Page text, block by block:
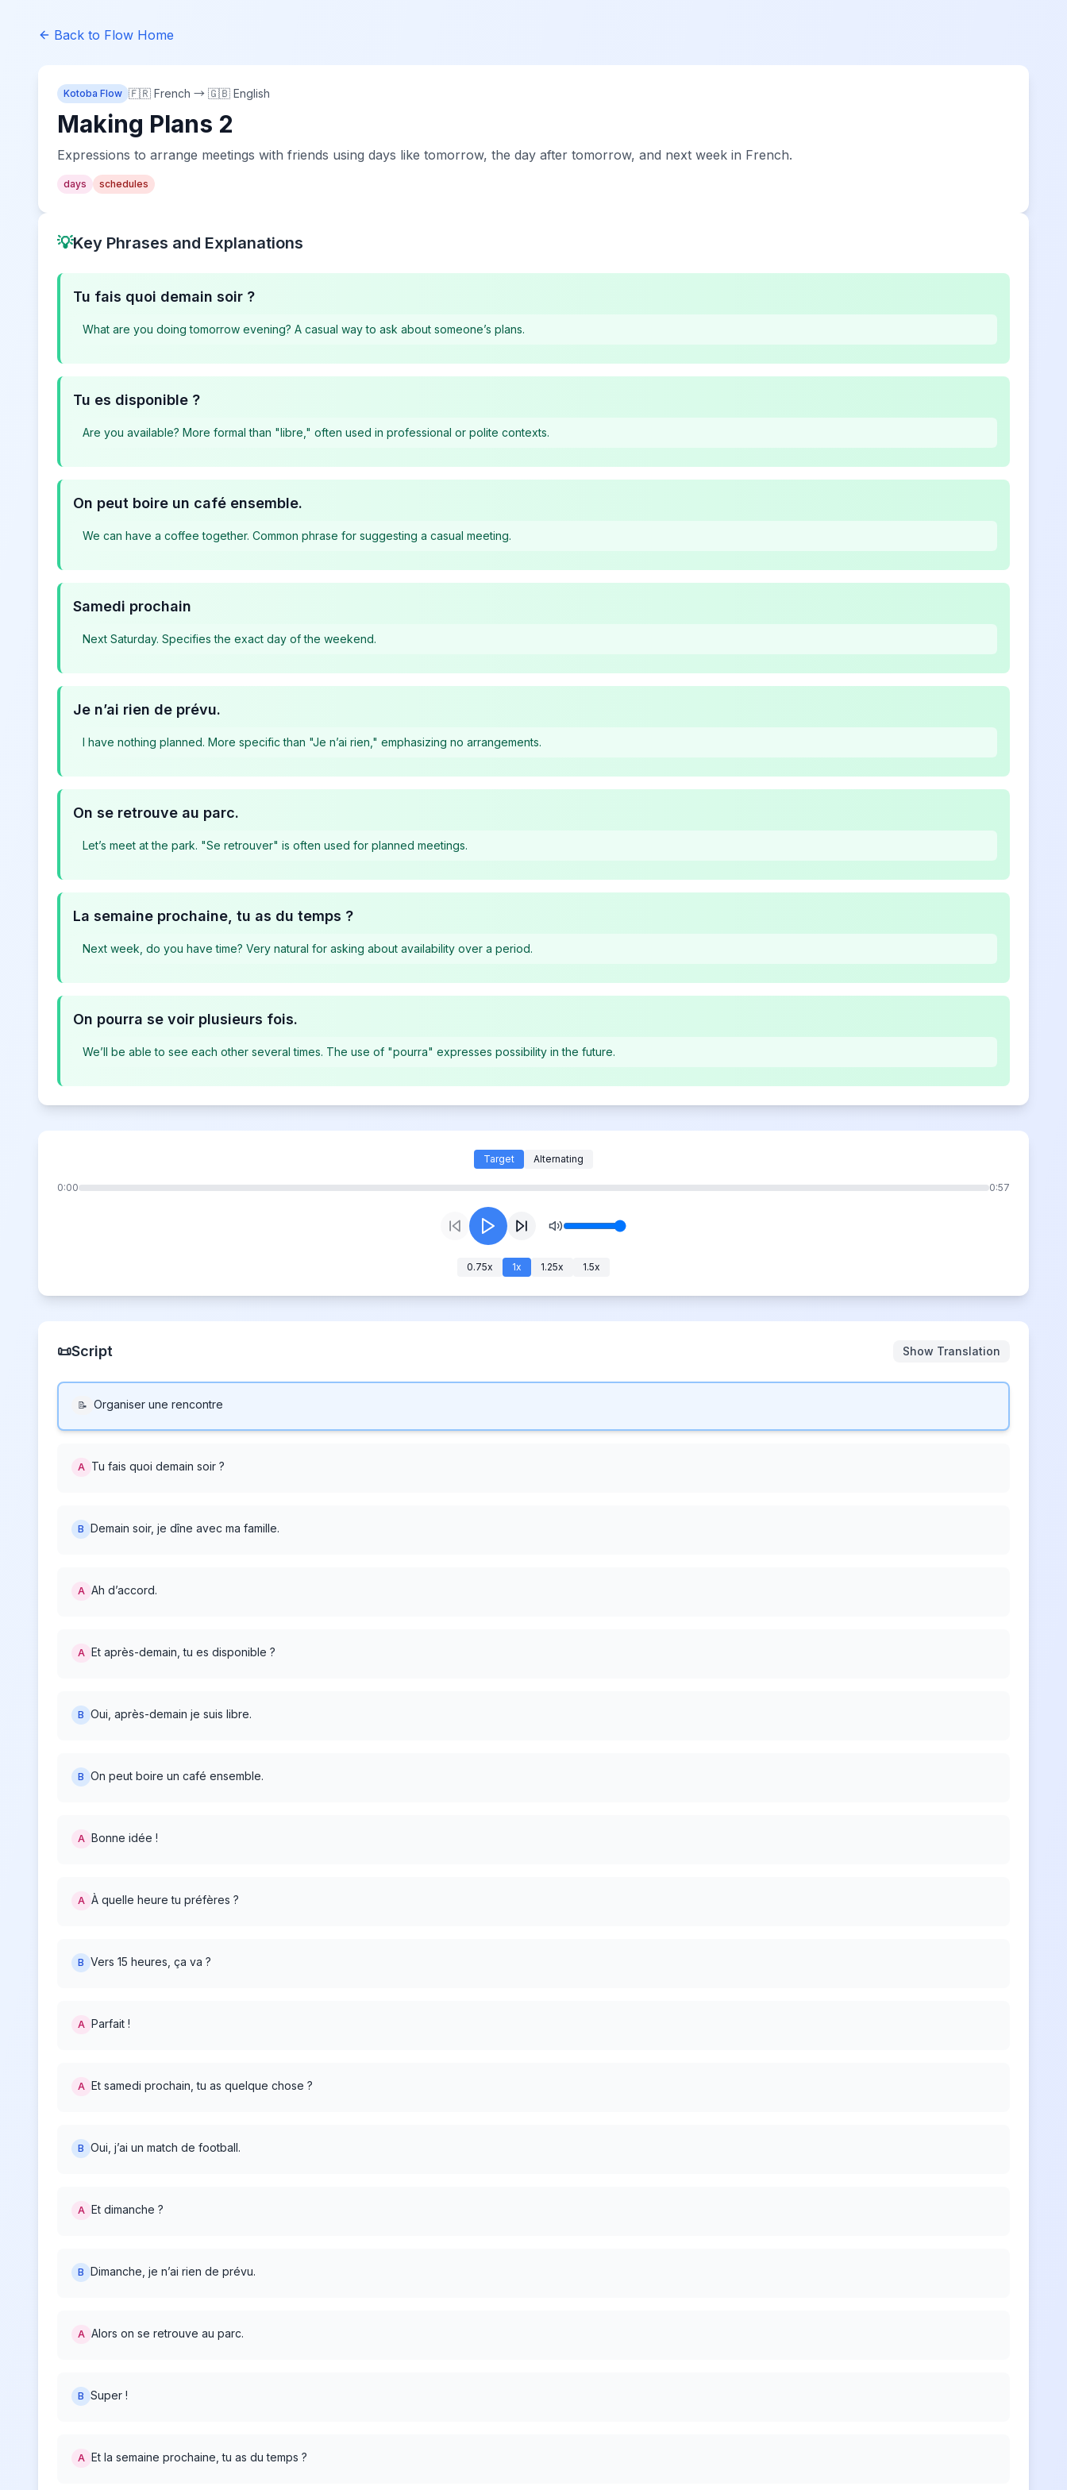
Back to Flow Home
Kotoba Flow 🇫🇷 French → 🇬🇧 English
Making Plans 2
Expressions to arrange meetings with friends using days like tomorrow, the day after tomorrow, and next week in French.
days schedules
💡Key Phrases and Explanations
Tu fais quoi demain soir ?
What are you doing tomorrow evening? A casual way to ask about someone’s plans.
Tu es disponible ?
Are you available? More formal than "libre," often used in professional or polite contexts.
On peut boire un café ensemble.
We can have a coffee together. Common phrase for suggesting a casual meeting.
Samedi prochain
Next Saturday. Specifies the exact day of the weekend.
Je n’ai rien de prévu.
I have nothing planned. More specific than "Je n’ai rien," emphasizing no arrangements.
On se retrouve au parc.
Let’s meet at the park. "Se retrouver" is often used for planned meetings.
La semaine prochaine, tu as du temps ?
Next week, do you have time? Very natural for asking about availability over a period.
On pourra se voir plusieurs fois.
We’ll be able to see each other several times. The use of "pourra" expresses possibility in the future.
Target Alternating
0:00 0:57
0.75x 1x 1.25x 1.5x
📜Script Show Translation
📝 Organiser une rencontre
A Tu fais quoi demain soir ?
B Demain soir, je dîne avec ma famille.
A Ah d’accord.
A Et après-demain, tu es disponible ?
B Oui, après-demain je suis libre.
B On peut boire un café ensemble.
A Bonne idée !
A À quelle heure tu préfères ?
B Vers 15 heures, ça va ?
A Parfait !
A Et samedi prochain, tu as quelque chose ?
B Oui, j’ai un match de football.
A Et dimanche ?
B Dimanche, je n’ai rien de prévu.
A Alors on se retrouve au parc.
B Super !
A Et la semaine prochaine, tu as du temps ?